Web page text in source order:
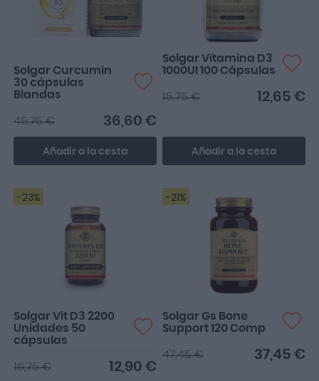
Solgar Curcumin
30 cápsulas
Blandas
36,60 €
45,75 €
Añadir a la cesta
Solgar Vitamina D3
1000UI 100 Cápsulas
12,65 €
15,75 €
Añadir a la cesta
-23%
Solgar Vit D3 2200
Unidades 50
cápsulas
12,90 €
16,75 €
-21%
Solgar Gs Bone
Support 120 Comp
37,45 €
47,45 €